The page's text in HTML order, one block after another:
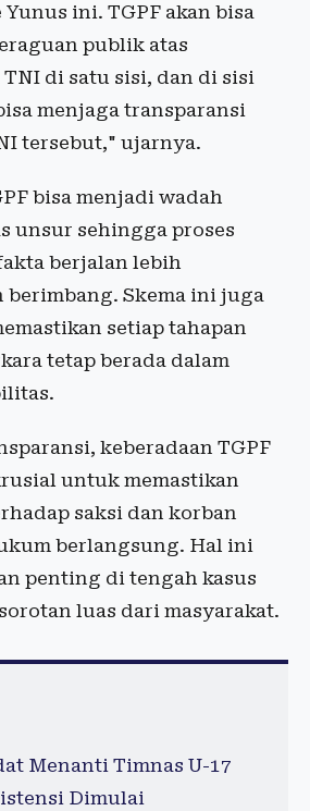
ini. TGPF akan bisa
publik atas
di satu sisi, dan di sisi
menjaga transparansi
tersebut," ujarnya.
bisa menjadi wadah
unsur sehingga proses
berjalan lebih
Skema ini juga
setiap tahapan
tetap berada dalam
keberadaan TGPF
untuk memastikan
saksi dan korban
berlangsung. Hal ini
penting di tengah kasus
luas dari masyarakat.
Menanti Timnas U-17
Dimulai